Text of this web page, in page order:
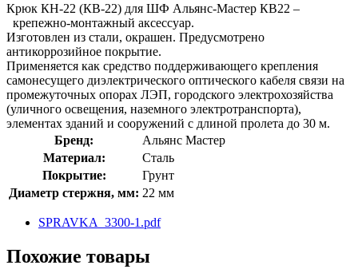
Крюк КН-22 (КВ-22) для ШФ Альянс-Мастер КВ22 –
крепежно-монтажный аксессуар.
Изготовлен из стали, окрашен. Предусмотрено
антикоррозийное покрытие.
Применяется как средство поддерживающего крепления
самонесущего диэлектрического оптического кабеля связи на
промежуточных опорах ЛЭП, городского электрохозяйства
(уличного освещения, наземного электротранспорта),
элементах зданий и сооружений с длиной пролета до 30 м.
Бренд:
Альянс Мастер
Материал:
Сталь
Покрытие:
Грунт
Диаметр стержня, мм: 22 мм
SPRAVKA_3300-1.pdf
Похожие товары